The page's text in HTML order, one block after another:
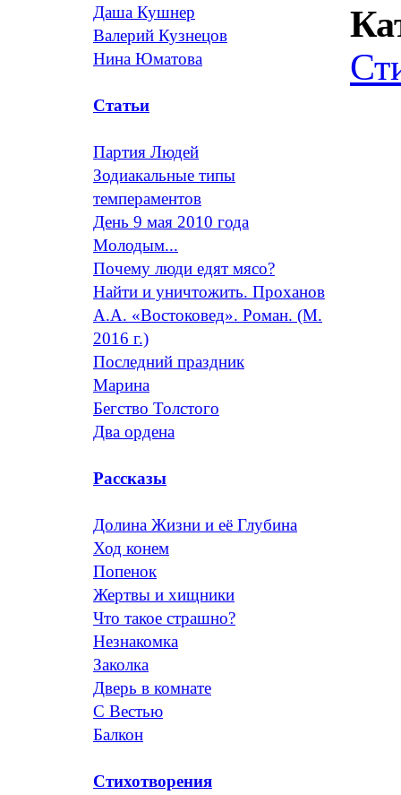
Даша Кушнер
Валерий Кузнецов
Нина Юматова
Статьи
Партия Людей
Зодиакальные типы
темпераментов
День 9 мая 2010 года
Молодым...
Почему люди едят мясо?
Найти и уничтожить. Проханов
А.А. «Востоковед». Роман. (М.
2016 г.)
Последний праздник
Марина
Бегство Толстого
Два ордена
Рассказы
Долина Жизни и её Глубина
Ход конем
Попенок
Жертвы и хищники
Что такое страшно?
Незнакомка
Заколка
Дверь в комнате
С Вестью
Балкон
Стихотворения